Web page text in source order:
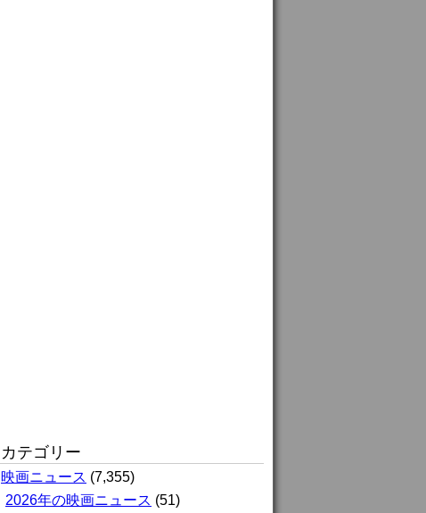
カテゴリー
映画ニュース (7,355)
2026年の映画ニュース (51)